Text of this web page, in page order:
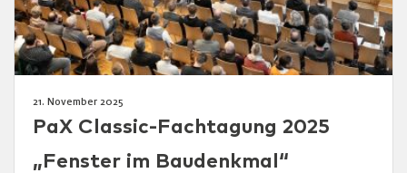
21. November 2025
PaX Classic-Fachtagung 2025
„Fenster im Baudenkmal“